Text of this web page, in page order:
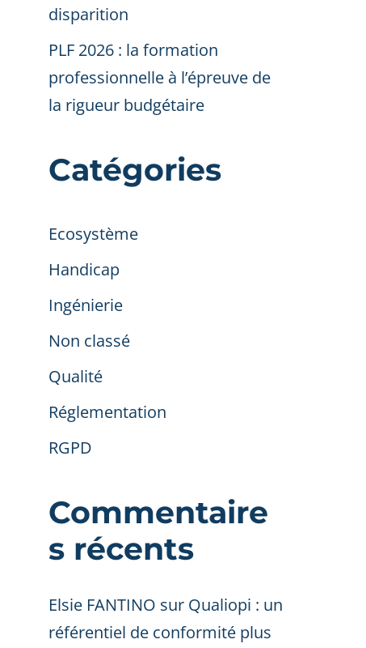
disparition
PLF 2026 : la formation
professionnelle à l’épreuve de
la rigueur budgétaire
Catégories
Ecosystème
Handicap
Ingénierie
Non classé
Qualité
Réglementation
RGPD
Commentaire
s récents
Elsie FANTINO sur Qualiopi : un
référentiel de conformité plus